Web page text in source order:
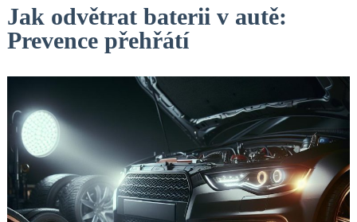
Jak odvětrat baterii v autě:
Prevence přehřátí